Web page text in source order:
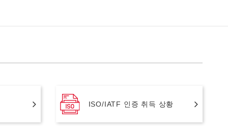
ISO/IATF 인증 취득 상황